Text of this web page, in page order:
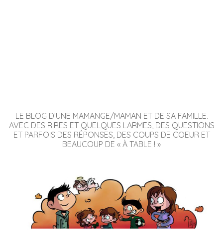
LE BLOG D’UNE MAMANGE/MAMAN ET DE SA FAMILLE.
AVEC DES RIRES ET QUELQUES LARMES, DES QUESTIONS
ET PARFOIS DES RÉPONSES, DES COUPS DE COEUR ET
BEAUCOUP DE « À TABLE ! »